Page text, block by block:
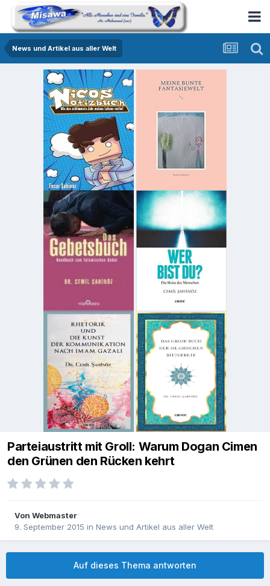
News und Artikel aus aller Welt
Parteiaustritt mit Groll: Warum Dogan Cimen
den Grünen den Rücken kehrt
Von Webmaster
9. September 2015 in News und Artikel aus aller Welt
Auf dieses Thema antworten